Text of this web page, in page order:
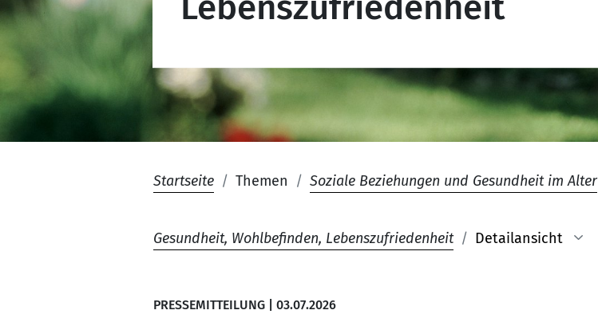
Startseite Themen Soziale Beziehungen und Gesundheit im Alter
Gesundheit, Wohlbefinden, Lebenszufriedenheit Detailansicht
PRESSEMITTEILUNG 03.07.2026